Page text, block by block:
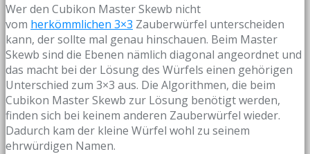
Wer den Cubikon Master Skewb nicht
vom herkömmlichen 3×3 Zauberwürfel unterscheiden
kann, der sollte mal genau hinschauen. Beim Master
Skewb sind die Ebenen nämlich diagonal angeordnet und
das macht bei der Lösung des Würfels einen gehörigen
Unterschied zum 3×3 aus. Die Algorithmen, die beim
Cubikon Master Skewb zur Lösung benötigt werden,
finden sich bei keinem anderen Zauberwürfel wieder.
Dadurch kam der kleine Würfel wohl zu seinem
ehrwürdigen Namen.